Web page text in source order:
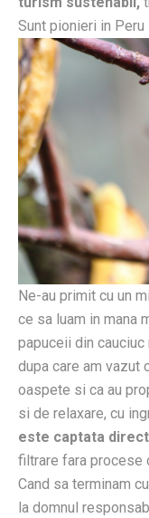
Sunt pionieri in
Ne-au primit cu un
ce sa luam in mana
papuceii din
dupa care am vazut
oaspete si ca au
si de relaxare, cu
este captata
filtrare fara procese
Cand sa terminam
la domnul